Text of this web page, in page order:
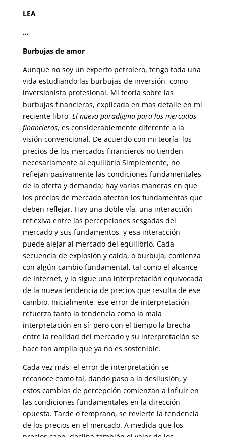
LEA
…
Burbujas de amor
Aunque no soy un experto petrolero, tengo toda una
vida estudiando las burbujas de inversión, como
inversionista profesional. Mi teoría sobre las
burbujas financieras, explicada en mas detalle en mi
reciente libro, El nuevo paradigma para los mercados
financieros, es considerablemente diferente a la
visión convencional. De acuerdo con mi teoría, los
precios de los mercados financieros no tienden
necesariamente al equilibrio Simplemente, no
reflejan pasivamente las condiciones fundamentales
de la oferta y demanda; hay varias maneras en que
los precios de mercado afectan los fundamentos que
deben reflejar. Hay una doble vía, una interacción
reflexiva entre las percepciones sesgadas del
mercado y sus fundamentos, y esa interacción
puede alejar al mercado del equilibrio. Cada
secuencia de explosión y caída, o burbuja, comienza
con algún cambio fundamental, tal como el alcance
de Internet, y lo sigue una interpretación equivocada
de la nueva tendencia de precios que resulta de ese
cambio. Inicialmente, ese error de interpretación
refuerza tanto la tendencia como la mala
interpretación en sí; pero con el tiempo la brecha
entre la realidad del mercado y su interpretación se
hace tan amplia que ya no es sostenible.
Cada vez más, el error de interpretación se
reconoce como tal, dando paso a la desilusión, y
estos cambios de percepción comienzan a influir en
las condiciones fundamentales en la dirección
opuesta. Tarde o temprano, se revierte la tendencia
de los precios en el mercado. A medida que los